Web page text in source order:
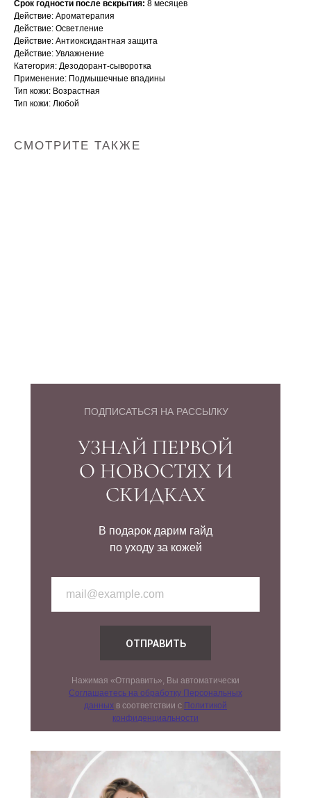
Срок годности после вскрытия: 8 месяцев
Действие: Ароматерапия
Действие: Осветление
Действие: Антиоксидантная защита
Действие: Увлажнение
Категория: Дезодорант-сыворотка
Применение: Подмышечные впадины
Тип кожи: Возрастная
Тип кожи: Любой
СМОТРИТЕ ТАКЖЕ
ПОДПИСАТЬСЯ НА РАССЫЛКУ
УЗНАЙ ПЕРВОЙ
О НОВОСТЯХ И
СКИДКАХ
В подарок дарим гайд
по уходу за кожей
ОТПРАВИТЬ
Нажимая «Отправить», Вы автоматически
Соглашаетесь на обработку Персональных
данных в соответствии с Политикой
конфиденциальности